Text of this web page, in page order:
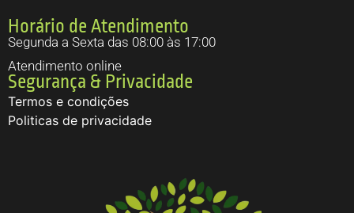
Horário de Atendimento
Segunda a Sexta das 08:00 às 17:00
Atendimento online
Segurança & Privacidade
Termos e condições
Politicas de privacidade